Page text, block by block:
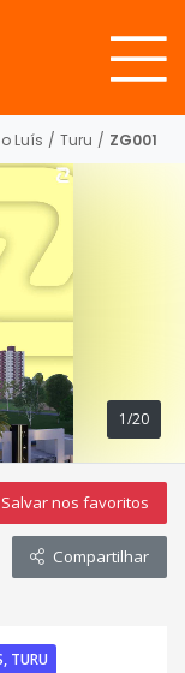
Luís / Turu / ZG001
1/20
Salvar nos favoritos
Compartilhar
TURU